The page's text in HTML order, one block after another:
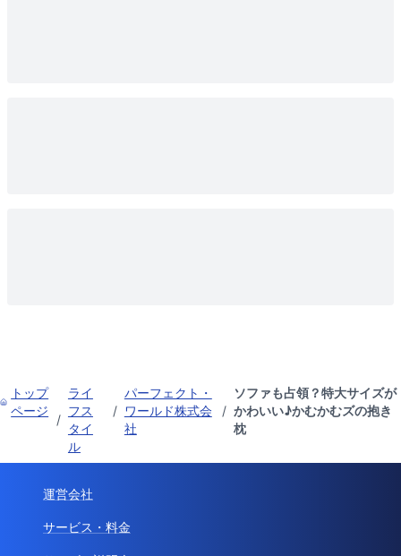
トップ
ページ
/
ライ
フス
タイ
ル
/
パーフェクト・
ワールド株式会
社
/
ソファも占領？特大サイズが
かわいい♪かむかむズの抱き
枕
運営会社
サービス・料金